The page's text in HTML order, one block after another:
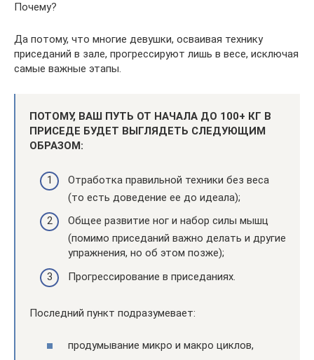
Почему?
Да потому, что многие девушки, осваивая технику
приседаний в зале, прогрессируют лишь в весе, исключая
самые важные этапы.
ПОТОМУ, ВАШ ПУТЬ ОТ НАЧАЛА ДО 100+ КГ В
ПРИСЕДЕ БУДЕТ ВЫГЛЯДЕТЬ СЛЕДУЮЩИМ
ОБРАЗОМ:
Отработка правильной техники без веса
(то есть доведение ее до идеала);
Общее развитие ног и набор силы мышц
(помимо приседаний важно делать и другие
упражнения, но об этом позже);
Прогрессирование в приседаниях.
Последний пункт подразумевает:
продумывание микро и макро циклов,